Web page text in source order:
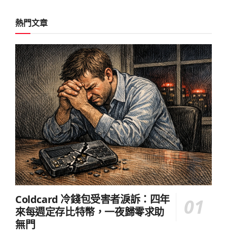
熱門文章
Coldcard 冷錢包受害者淚訴：四年
來每週定存比特幣，一夜歸零求助
無門